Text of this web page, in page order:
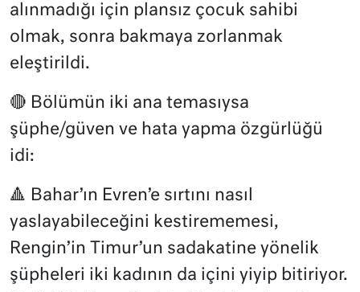
alınmadığı için plansız çocuk sahibi
olmak, sonra bakmaya zorlanmak
eleştirildi.
🔴 Bölümün iki ana temasıysa
şüphe/güven ve hata yapma özgürlüğü
idi:
🔺 Bahar’ın Evren’e sırtını nasıl
yaslayabileceğini kestirememesi,
Rengin’in Timur’un sadakatine yönelik
şüpheleri iki kadının da içini yiyip bitiriyor.